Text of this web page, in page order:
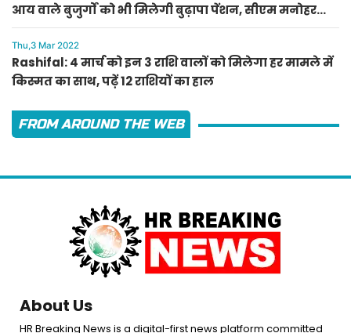
आय वाले बुजुर्गों को भी मिलेगी बुढ़ापा पेंशन, सीएम मनोहर
लाल का ऐलान
Thu,3 Mar 2022
Rashifal: 4 मार्च को इन 3 राशि वालों को मिलेगा हर मामले में
किस्मत का साथ, पढ़ें 12 राशियों का हाल
FROM AROUND THE WEB
About Us
HR Breaking News is a digital-first news platform committed